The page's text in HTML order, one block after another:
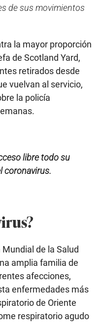
de sus movimientos
la mayor proporción
de Scotland Yard,
retirados desde
vuelvan al servicio,
la policía
libre todo su
coronavirus.
de la Salud
amplia familia de
afecciones,
enfermedades más
de Oriente
respiratorio agudo